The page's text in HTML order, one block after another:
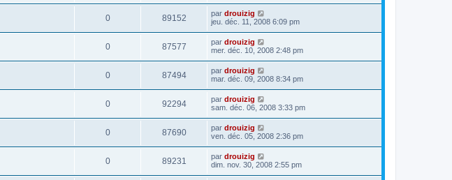
0 89152 par drouizig
jeu. déc. 11, 2008 6:09 pm
0 87577 par drouizig
mer. déc. 10, 2008 2:48 pm
0 87494 par drouizig
mar. déc. 09, 2008 8:34 pm
0 92294 par drouizig
sam. déc. 06, 2008 3:33 pm
0 87690 par drouizig
ven. déc. 05, 2008 2:36 pm
0 89231 par drouizig
dim. nov. 30, 2008 2:55 pm